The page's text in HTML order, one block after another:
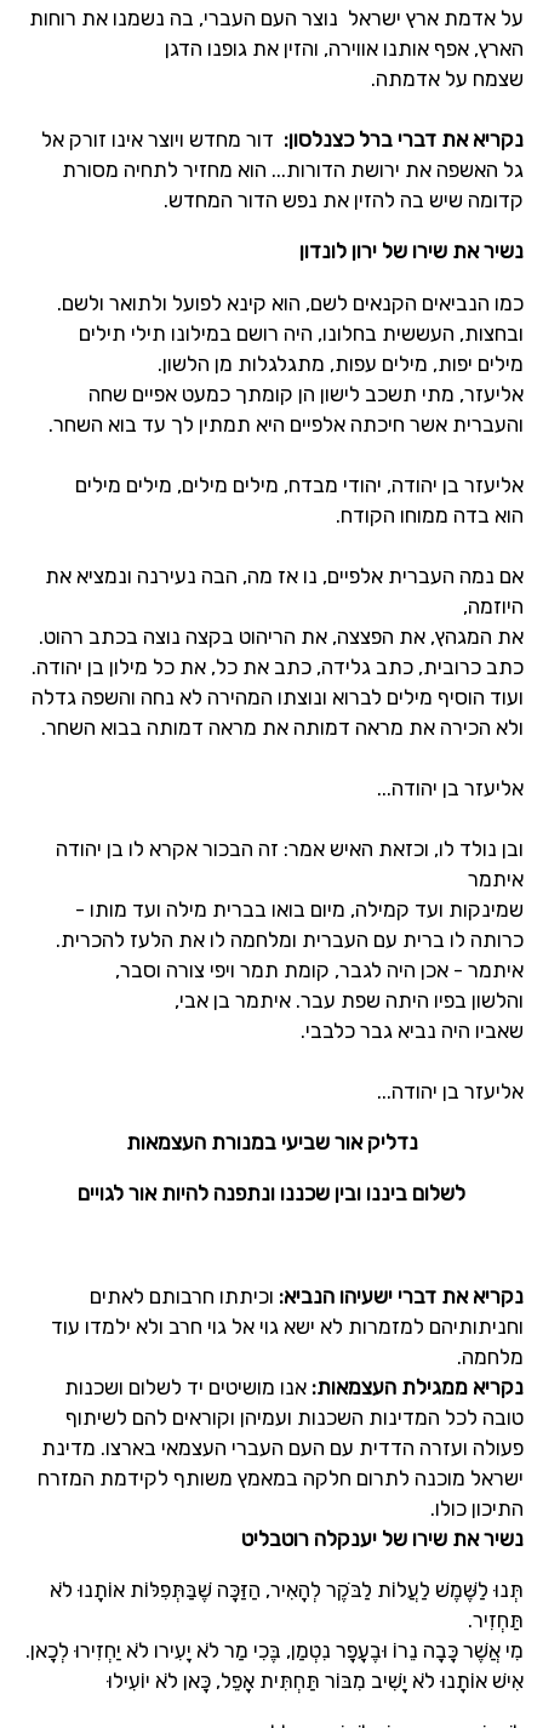
על אדמת ארץ ישראל נוצר העם העברי, בה נשמנו את רוחות
הארץ, אפף אותנו אווירה, והזין את גופנו הדגן
שצמח על אדמתה.
נקריא את דברי ברל כצנלסון: דור מחדש ויוצר אינו זורק אל
גל האשפה את ירושת הדורות... הוא מחזיר לתחיה מסורת
קדומה שיש בה להזין את נפש הדור המחדש.
נשיר את שירו של ירון לונדון
כמו הנביאים הקנאים לשם, הוא קינא לפועל ולתואר ולשם.
ובחצות, העששית בחלונו, היה רושם במילונו תילי תילים
מילים יפות, מילים עפות, מתגלגלות מן הלשון.
אליעזר, מתי תשכב לישון הן קומתך כמעט אפיים שחה
והעברית אשר חיכתה אלפיים היא תמתין לך עד בוא השחר.
אליעזר בן יהודה, יהודי מבדח, מילים מילים, מילים מילים
הוא בדה ממוחו הקודח.
אם נמה העברית אלפיים, נו אז מה, הבה נעירנה ונמציא את
היוזמה,
את המגהץ, את הפצצה, את הריהוט בקצה נוצה בכתב רהוט.
כתב כרובית, כתב גלידה, כתב את כל, את כל מילון בן יהודה.
ועוד הוסיף מילים לברוא ונוצתו המהירה לא נחה והשפה גדלה
ולא הכירה את מראה דמותה את מראה דמותה בבוא השחר.
אליעזר בן יהודה...
ובן נולד לו, וכזאת האיש אמר: זה הבכור אקרא לו בן יהודה
איתמר
שמינקות ועד קמילה, מיום בואו בברית מילה ועד מותו -
כרותה לו ברית עם העברית ומלחמה לו את הלעז להכרית.
איתמר - אכן היה לגבר, קומת תמר ויפי צורה וסבר,
והלשון בפיו היתה שפת עבר. איתמר בן אבי,
שאביו היה נביא גבר כלבבי.
אליעזר בן יהודה...
נדליק אור שביעי במנורת העצמאות
לשלום ביננו ובין שכננו ונתפנה להיות אור לגויים
נקריא את דברי ישעיהו הנביא: וכיתתו חרבותם לאתים
וחניתותיהם למזמרות לא ישא גוי אל גוי חרב ולא ילמדו עוד
מלחמה.
נקריא ממגילת העצמאות: אנו מושיטים יד לשלום ושכנות
טובה לכל המדינות השכנות ועמיהן וקוראים להם לשיתוף
פעולה ועזרה הדדית עם העם העברי העצמאי בארצו. מדינת
ישראל מוכנה לתרום חלקה במאמץ משותף לקידמת המזרח
התיכון כולו.
נשיר את שירו של יענקלה רוטבליט
תְּנוּ לַשֶּׁמֶשׁ לַעֲלוֹת לַבֹּקֶר לְהָאִיר, הַזַּכָּה שֶׁבַּתְּפִלּוֹת אוֹתָנוּ לֹא
תַּחְזִיר.
מִי אֲשֶׁר כָּבָה נֵרוֹ וּבֶעָפָר נִטְמַן, בֶּכִי מַר לֹא יָעִירו לֹא יַחְזִירוּ לְכָאן.
אִישׁ אוֹתָנוּ לֹא יָשִׁיב מִבּוֹר תַּחְתִּית אָפֵל, כָּאן לֹא יוֹעִילוּ